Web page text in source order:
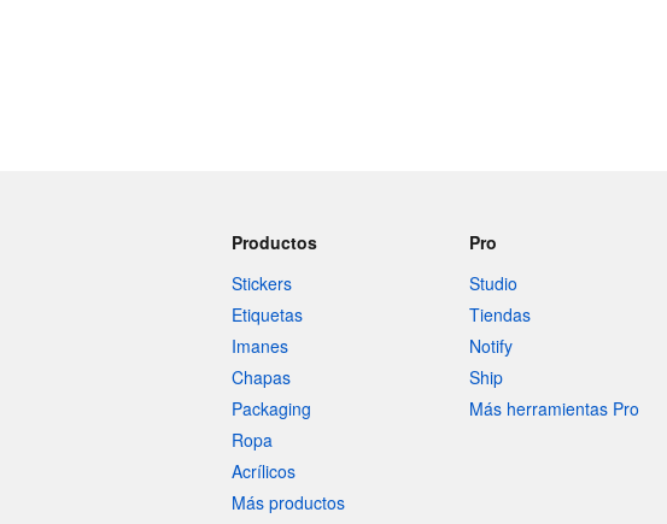
Productos
Stickers
Etiquetas
Imanes
Chapas
Packaging
Ropa
Acrílicos
Más productos
Pro
Studio
Tiendas
Notify
Ship
Más herramientas Pro